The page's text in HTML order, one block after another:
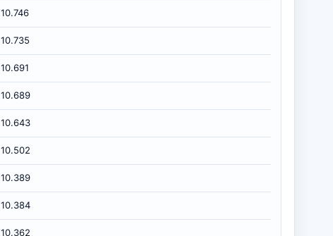
10.746
10.735
10.691
10.689
10.643
10.502
10.389
10.384
10.362